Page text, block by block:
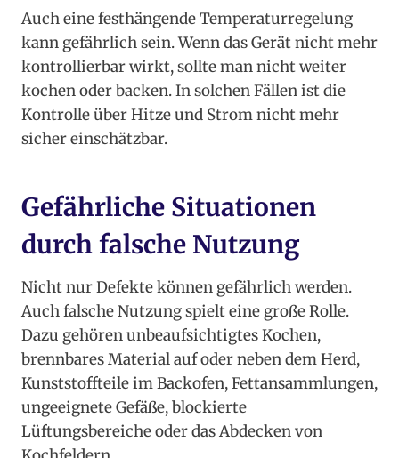
Auch eine festhängende Temperaturregelung
kann gefährlich sein. Wenn das Gerät nicht mehr
kontrollierbar wirkt, sollte man nicht weiter
kochen oder backen. In solchen Fällen ist die
Kontrolle über Hitze und Strom nicht mehr
sicher einschätzbar.
Gefährliche Situationen
durch falsche Nutzung
Nicht nur Defekte können gefährlich werden.
Auch falsche Nutzung spielt eine große Rolle.
Dazu gehören unbeaufsichtigtes Kochen,
brennbares Material auf oder neben dem Herd,
Kunststoffteile im Backofen, Fettansammlungen,
ungeeignete Gefäße, blockierte
Lüftungsbereiche oder das Abdecken von